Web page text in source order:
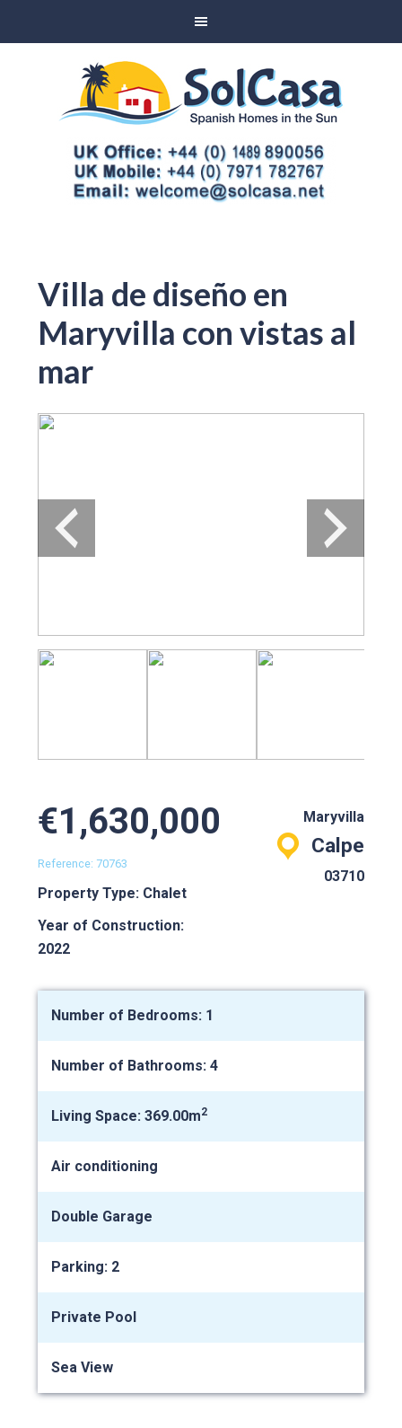
Villa de diseño en
Maryvilla con vistas al
mar
€1,630,000
Reference: 70763
Property Type: Chalet
Year of Construction:
2022
Maryvilla
Calpe
03710
Number of Bedrooms: 1
Number of Bathrooms: 4
Living Space: 369.00m2
Air conditioning
Double Garage
Parking: 2
Private Pool
Sea View